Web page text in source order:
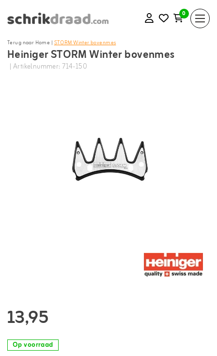
0
Terug naar Home |STORM Winter bovenmes
Heiniger STORM Winter bovenmes
| Artikelnummer: 714-150
13,95
Op voorraad